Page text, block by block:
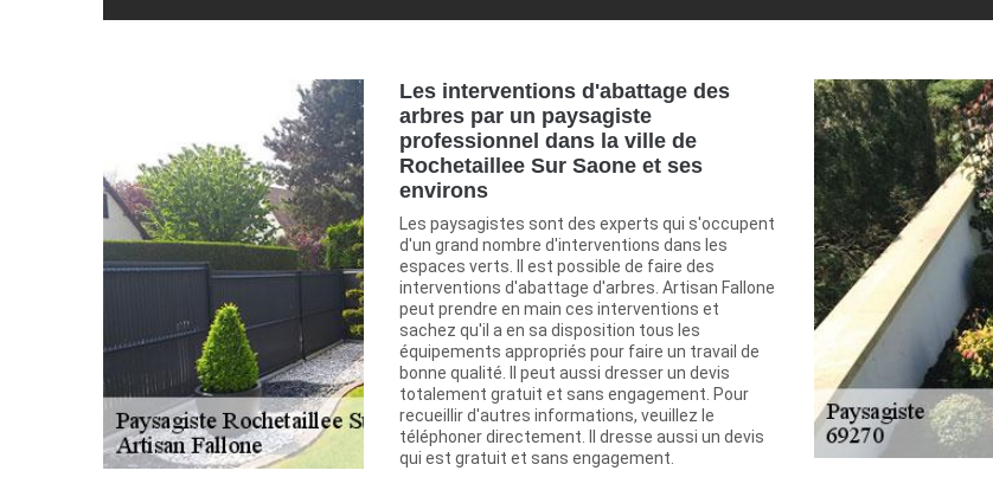
Les interventions d'abattage des
arbres par un paysagiste
professionnel dans la ville de
Rochetaillee Sur Saone et ses
environs
Les paysagistes sont des experts qui s'occupent
d'un grand nombre d'interventions dans les
espaces verts. Il est possible de faire des
interventions d'abattage d'arbres. Artisan Fallone
peut prendre en main ces interventions et
sachez qu'il a en sa disposition tous les
équipements appropriés pour faire un travail de
bonne qualité. Il peut aussi dresser un devis
totalement gratuit et sans engagement. Pour
recueillir d'autres informations, veuillez le
téléphoner directement. Il dresse aussi un devis
qui est gratuit et sans engagement.